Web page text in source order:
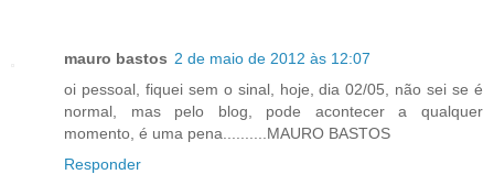
mauro bastos 2 de maio de 2012 às 12:07
oi pessoal, fiquei sem o sinal, hoje, dia 02/05, não sei se é
normal, mas pelo blog, pode acontecer a qualquer
momento, é uma pena..........MAURO BASTOS
Responder